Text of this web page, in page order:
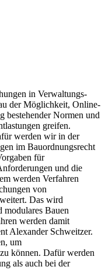
in Verwaltungs-
der Möglichkeit, Online-
bestehender Normen und
greifen.
werden wir in der
im Bauordnungsrecht
für
und die
werden Verfahren
von
Das wird
modulares Bauen
werden damit
Alexander Schweitzer.
um
können. Dafür werden
als auch bei der